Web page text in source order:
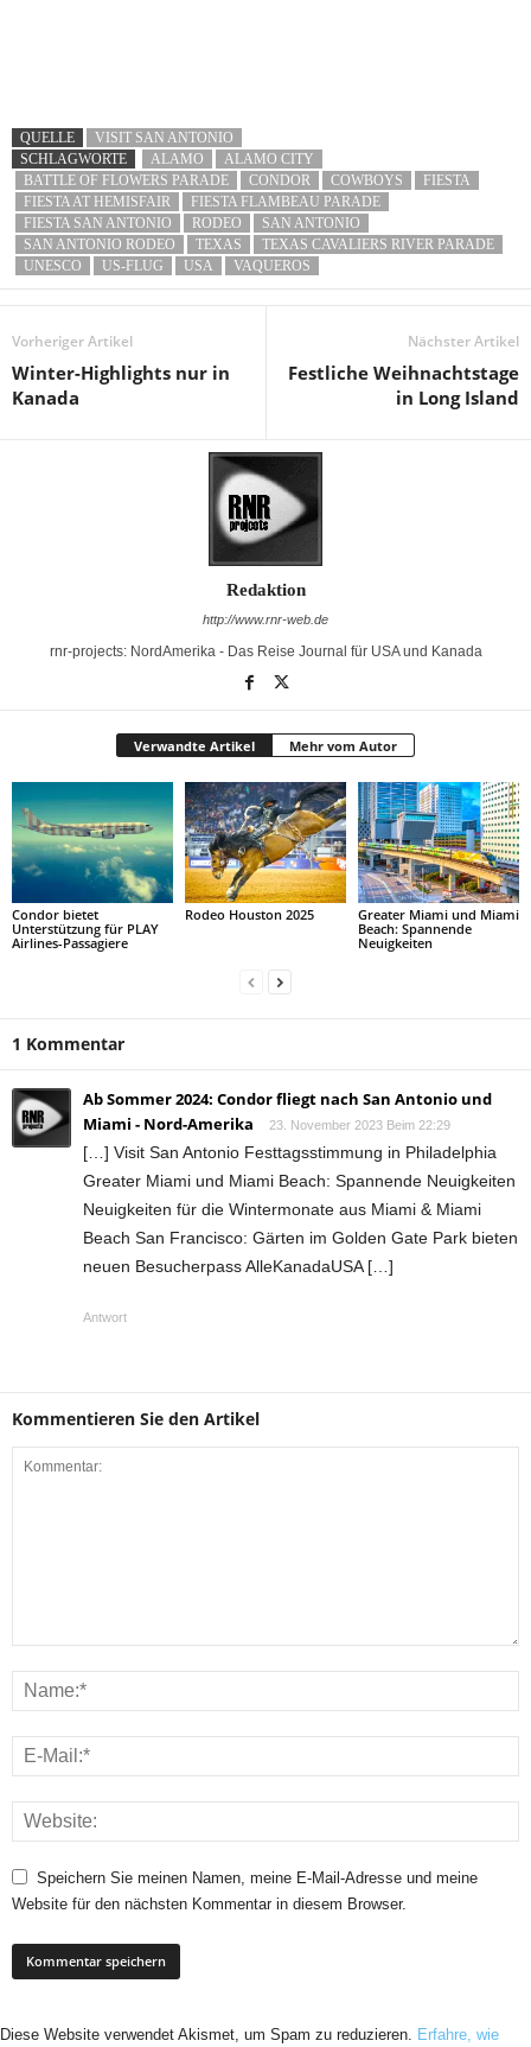
QUELLE
VISIT SAN ANTONIO
SCHLAGWORTE
ALAMO
ALAMO CITY
BATTLE OF FLOWERS PARADE
CONDOR COWBOYS
FIESTA
FIESTA AT HEMISFAIR
FIESTA FLAMBEAU PARADE
FIESTA SAN ANTONIO
RODEO
SAN ANTONIO
SAN ANTONIO RODEO
TEXAS
TEXAS CAVALIERS RIVER PARADE
UNESCO
US-FLUG USA VAQUEROS
Vorheriger Artikel
Winter-Highlights nur in
Kanada
Nächster Artikel
Festliche Weihnachtstage
in Long Island
Redaktion
http://www.rnr-web.de
rnr-projects: NordAmerika - Das Reise Journal für USA und Kanada
Verwandte Artikel Mehr vom Autor
Condor bietet
Unterstützung für PLAY
Airlines-Passagiere
Rodeo Houston 2025
Greater Miami und Miami
Beach: Spannende
Neuigkeiten
1 Kommentar
Ab Sommer 2024: Condor fliegt nach San Antonio und
Miami - Nord-Amerika
23. November 2023 Beim 22:29
[…] Visit San Antonio Festtagsstimmung in Philadelphia
Greater Miami und Miami Beach: Spannende Neuigkeiten
Neuigkeiten für die Wintermonate aus Miami & Miami
Beach San Francisco: Gärten im Golden Gate Park bieten
neuen Besucherpass AlleKanadaUSA […]
Antwort
Kommentieren Sie den Artikel
Speichern Sie meinen Namen, meine E-Mail-Adresse und meine
Website für den nächsten Kommentar in diesem Browser.
Diese Website verwendet Akismet, um Spam zu reduzieren. Erfahre, wie